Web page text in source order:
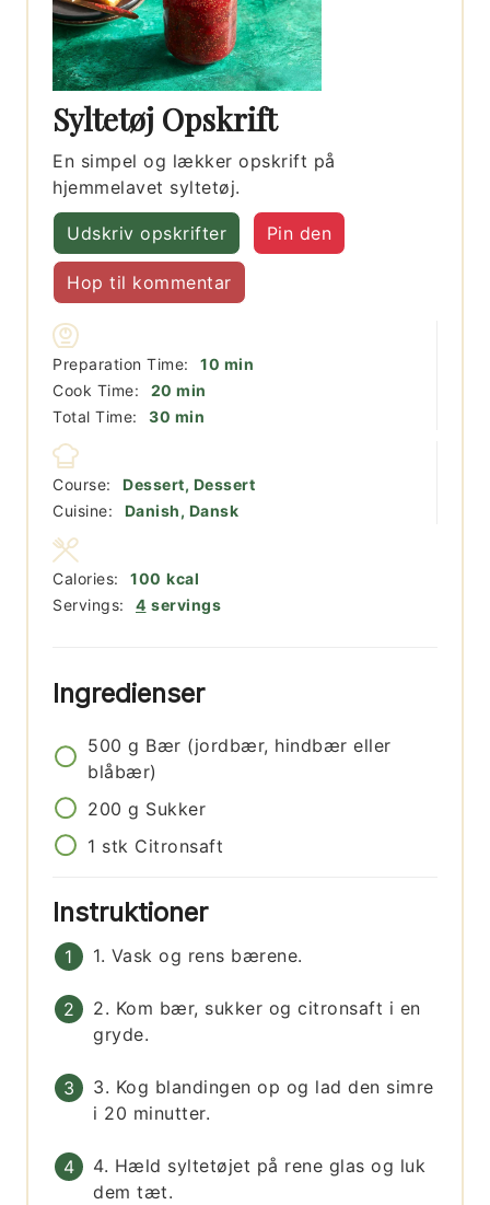
Syltetøj Opskrift
En simpel og lækker opskrift på
hjemmelavet syltetøj.
Udskriv opskrifter Pin den
Hop til kommentar
Preparation Time: 10 minutter
min
Cook Time:
20 minutter
min
Total Time:
30 minutter
min
Course:
Dessert, Dessert
Cuisine:
Danish, Dansk
Servings: 4 servings
Calories: 100 kcal
Ingredienser
500 g Bær (jordbær, hindbær eller
blåbær)
200 g Sukker
1 stk Citronsaft
Instruktioner
1. Vask og rens bærene.
2. Kom bær, sukker og citronsaft i en
gryde.
3. Kog blandingen op og lad den simre
i 20 minutter.
4. Hæld syltetøjet på rene glas og luk
dem tæt.